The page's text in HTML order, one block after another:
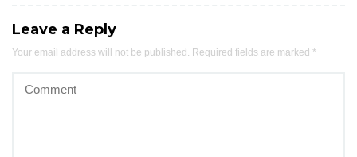
Leave a Reply
Your email address will not be published. Required fields are marked *